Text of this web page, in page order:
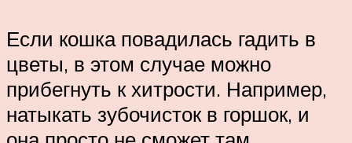
Если кошка повадилась гадить в
цветы, в этом случае можно
прибегнуть к хитрости. Например,
натыкать зубочисток в горшок, и